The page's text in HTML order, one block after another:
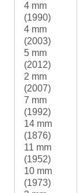
4 mm
(1990)
4 mm
(2003)
5 mm
(2012)
2 mm
(2007)
7 mm
(1992)
14 mm
(1876)
11 mm
(1952)
10 mm
(1973)